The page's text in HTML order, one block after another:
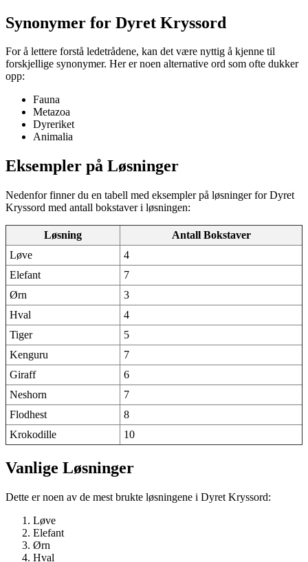
Synonymer for Dyret Kryssord
For å lettere forstå ledetrådene, kan det være nyttig å kjenne til
forskjellige synonymer. Her er noen alternative ord som ofte dukker
opp:
Fauna
Metazoa
Dyreriket
Animalia
Eksempler på Løsninger
Nedenfor finner du en tabell med eksempler på løsninger for Dyret
Kryssord med antall bokstaver i løsningen:
Løsning
Antall Bokstaver
Løve
4
Elefant
7
Ørn
3
Hval
4
Tiger
5
Kenguru
7
Giraff
6
Neshorn
7
Flodhest
8
Krokodille
10
Vanlige Løsninger
Dette er noen av de mest brukte løsningene i Dyret Kryssord:
Løve
Elefant
Ørn
Hval